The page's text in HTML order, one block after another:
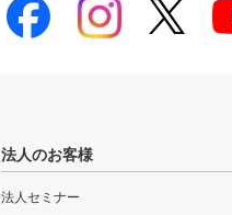
法人のお客様
法人セミナー